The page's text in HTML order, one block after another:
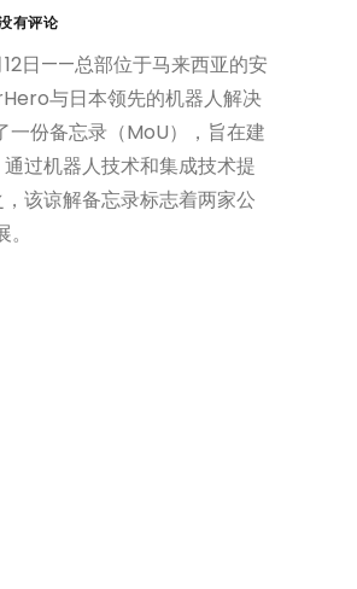
有评论
日——总部位于马来西亚的安
与日本领先的机器人解决
一份备忘录（MoU），旨在建
过机器人技术和集成技术提
该谅解备忘录标志着两家公